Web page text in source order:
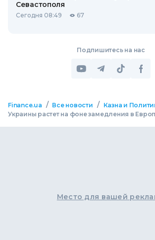
Севастополя
Сегодня 08:49 67
Подпишитесь на нас
Finance.ua / Все новости / Казна и
Украины растет на фоне замедления в
Место для вашей